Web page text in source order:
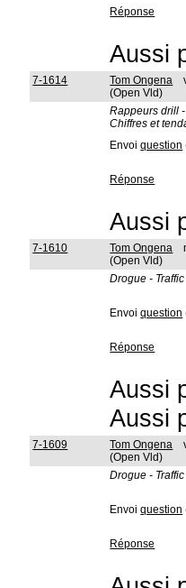
Réponse
Aussi
7-1614
Tom Ongena
(Open Vld)
Rappeurs drill
Chiffres et
Envoiquestion
Réponse
Aussi
7-1610
Tom Ongena
(Open Vld)
Drogue -
Envoiquestion
Réponse
Aussi
Aussi
7-1609
Tom Ongena
(Open Vld)
Drogue -
Envoiquestion
Réponse